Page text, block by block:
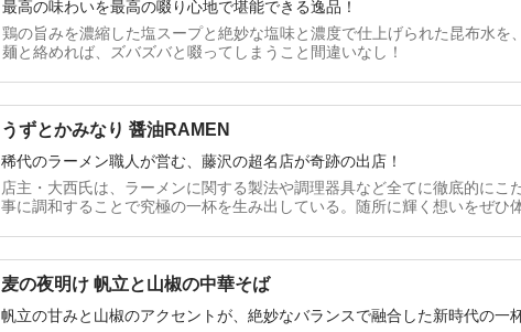
最高の味わいを最高の啜り心地で堪能できる逸品！
鶏の旨みを濃縮した塩スープと絶妙な塩味と濃度で仕上げられた昆布水を
麺と絡めれば、ズバズバと啜ってしまうこと間違いなし！
うずとかみなり 醤油RAMEN
稀代のラーメン職人が営む、藤沢の超名店が奇跡の出店！
店主・大西氏は、ラーメンに関する製法や調理器具など全てに徹底的にこ
事に調和することで究極の一杯を生み出している。随所に輝く想いをぜひ
麦の夜明け 帆立と山椒の中華そば
帆立の甘みと山椒のアクセントが、絶妙なバランスで融合した新時代の一